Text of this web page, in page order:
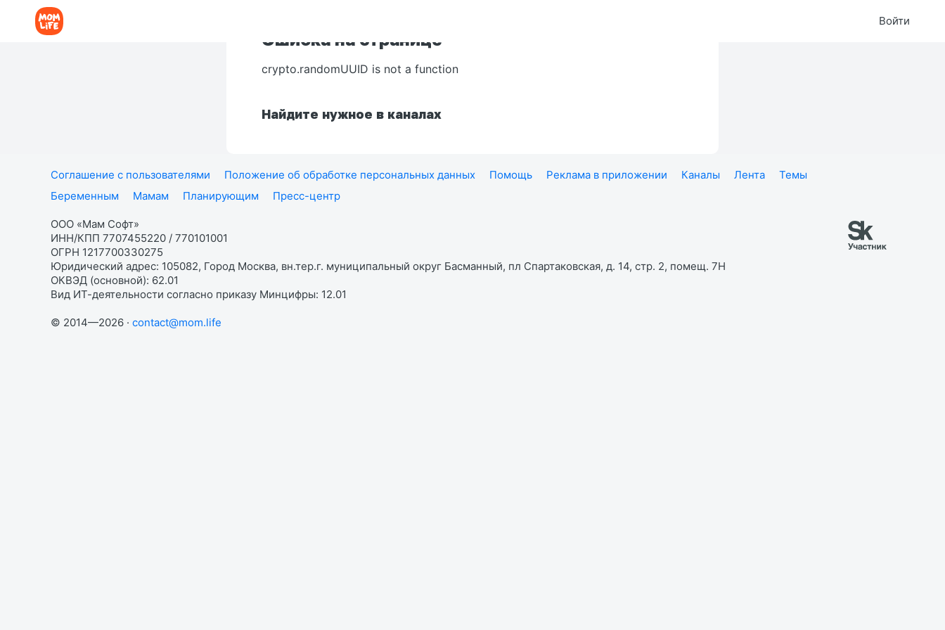
Войти
Ошибка на странице
crypto.randomUUID is not a function
Найдите нужное в каналах
Соглашение с пользователями Положение об обработке персональных данных Помощь Реклама в приложении Каналы Лента
Темы
Беременным
Мамам Планирующим Пресс-центр
ООО «Мам Софт»
ИНН/КПП 7707455220 / 770101001
ОГРН 1217700330275
Юридический адрес: 105082, Город Москва, вн.тер.г. муниципальный округ Басманный, пл Спартаковская, д. 14, стр. 2, помещ. 7Н
ОКВЭД (основной): 62.01
Вид ИТ-деятельности согласно приказу Минцифры: 12.01
© 2014—2026 · contact@mom.life